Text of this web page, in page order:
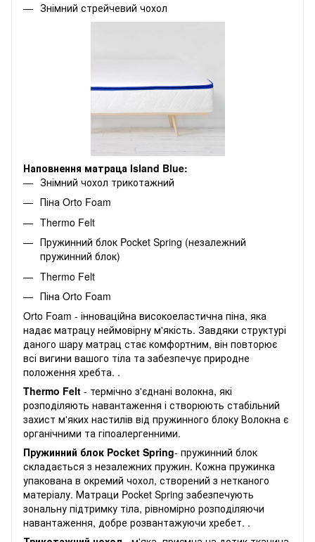
Знімний стрейчевий чохол
Наповнення матраца Island Blue:
Знімний чохол трикотажний
Піна Orto Foam
Thermo Felt
Пружинний блок Pocket Spring (незалежний
пружинний блок)
Thermo Felt
Піна Orto Foam
Orto Foam - інноваційна високоеластична піна, яка
надає матрацу неймовірну м'якість. Завдяки структурі
даного шару матрац стає комфортним, він повторює
всі вигини вашого тіла та забезпечує природне
положення хребта. .
Thermo Felt - термічно з'єднані волокна, які
розподіляють навантаження і створюють стабільний
захист м'яких настилів від пружинного блоку Волокна є
органічними та гіпоалергенними.
Пружинний блок Pocket Spring- пружинний блок
складається з незалежних пружин. Кожна пружинка
упакована в окремий чохол, створений з нетканого
матеріалу. Матраци Pocket Spring забезпечують
зональну підтримку тіла, рівномірно розподіляючи
навантаження, добре розвантажуючи хребет. .